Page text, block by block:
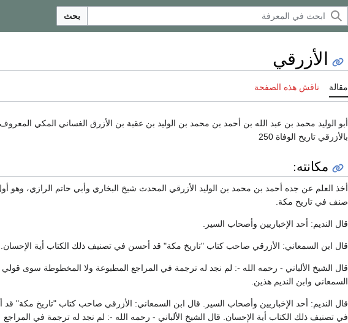
بحث
الأزرقي
مقالة ناقش هذه الصفحة
أبو الوليد محمد بن عبد الله بن أحمد بن محمد بن الوليد بن عقبة بن الأزرق الغساني المكي المعروف
بالأزرقي تاريخ الوفاة 250
مكانته:
أخذ العلم عن جده أحمد بن محمد بن الوليد الأزرقي المحدث شيخ البخاري وأبي حاتم الرازي، وهو
صنف في تاريخ مكة.
قال النديم: أحد الإخباريين وأصحاب السير.
قال ابن السمعاني: الأزرقي صاحب كتاب "تاريخ مكة" قد أحسن في تصنيف ذلك الكتاب أية الإحسان.
قال الشيخ الألباني - رحمه الله -: لم نجد له ترجمة في المراجع المطبوعة ولا المخطوطة سوى قولي
السمعاني وابن النديم هذين.
قال النديم: أحد الإخباريين وأصحاب السير. قال ابن السمعاني: الأزرقي صاحب كتاب "تاريخ مكة"
في تصنيف ذلك الكتاب أية الإحسان. قال الشيخ الألباني - رحمه الله -: لم نجد له ترجمة في المراجع